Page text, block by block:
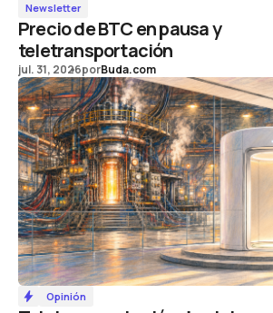
Newsletter
Precio de BTC en pausa y
teletransportación
jul. 31, 2026porBuda.com
Opinión